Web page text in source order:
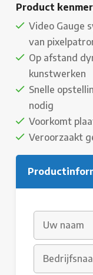
Product
Video Gauge
van
Op afstand
kunstwerken
Snelle
nodig
Voorkomt
Veroorzaakt